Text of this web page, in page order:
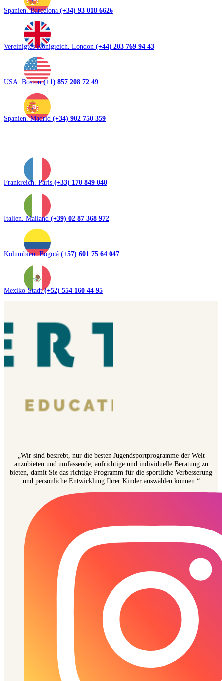
Spanien. Barcelona (+34) 93 018 6626
Vereinigtes Königreich. London (+44) 203 769 94 43
USA. Boston(+1) 857 208 72 49
Spanien. Madrid (+34) 902 750 359
Frankreich. Paris (+33) 170 849 040
Italien. Mailand (+39) 02 87 368 972
Kolumbien. Bogotá (+57) 601 75 64 047
Mexiko-Stadt(+52) 554 160 44 95
„Wir sind bestrebt, nur die besten Jugendsportprogramme der Welt
anzubieten und umfassende, aufrichtige und individuelle Beratung zu
bieten, damit Sie das richtige Programm für die sportliche Verbesserung
und persönliche Entwicklung Ihrer Kinder auswählen können.“